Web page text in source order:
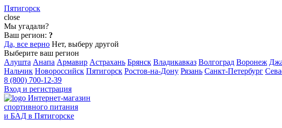
Пятигорск
close
Мы угадали?
Ваш регион: ?
Да, все верно Нет, выберу другой
Выберите ваш регион
Алушта Анапа Армавир Астрахань Брянск Владикавказ Волгоград Воронеж
Нальчик Новороссийск Пятигорск Ростов-на-Дону Рязань Санкт-Петербург
8 (800) 700-12-39
Вход и регистрация
Интернет-магазин
спортивного питания
и БАД в Пятигорске